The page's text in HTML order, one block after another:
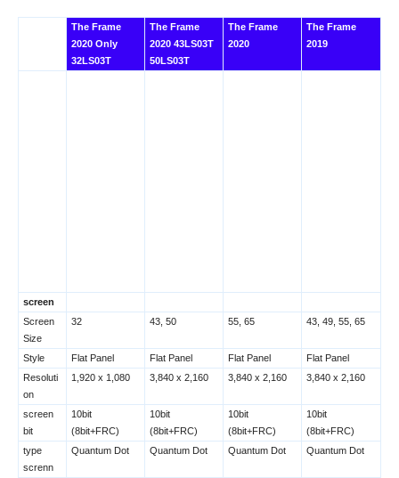
The Frame
2020 Only
32LS03T
The Frame
2020 43LS03T
50LS03T
The Frame
2020
The Frame
2019
screen
Screen
Size
32 43, 50 55, 65 43, 49, 55, 65
Style Flat Panel Flat Panel Flat Panel
Flat Panel
Resoluti
on
1,920 x 1,080 3,840 x 2,160 3,840 x 2,160 3,840 x 2,160
screen
bit
10bit
(8bit+FRC)
10bit
(8bit+FRC)
10bit
(8bit+FRC)
10bit
(8bit+FRC)
type
screnn
Quantum Dot Quantum Dot Quantum Dot Quantum Dot